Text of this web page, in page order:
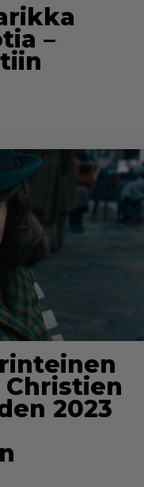
–
2023